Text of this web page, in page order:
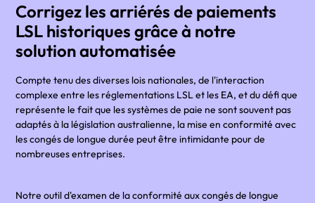
Corrigez les arriérés de paiements
LSL historiques grâce à notre
solution automatisée
Compte tenu des diverses lois nationales, de l'interaction
complexe entre les réglementations LSL et les EA, et du défi que
représente le fait que les systèmes de paie ne sont souvent pas
adaptés à la législation australienne, la mise en conformité avec
les congés de longue durée peut être intimidante pour de
nombreuses entreprises.
Notre outil d'examen de la conformité aux congés de longue